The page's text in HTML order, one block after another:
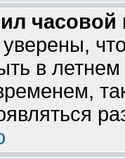
часовой
в